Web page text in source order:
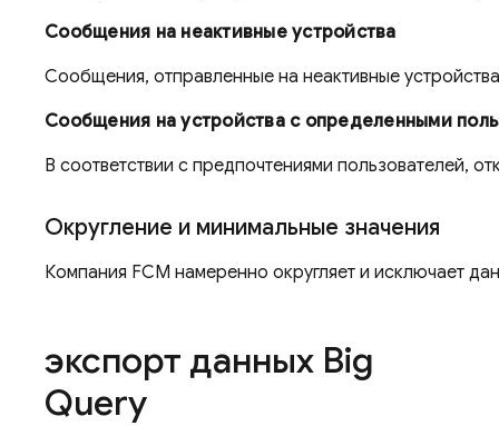
Сообщения на неактивные устройства
Сообщения, отправленные на неактивные
Сообщения на устройства с определенными
В соответствии с предпочтениями пользователей,
Округление и минимальные значения
Компания FCM намеренно округляет и исключает
экспорт данных Big
Query